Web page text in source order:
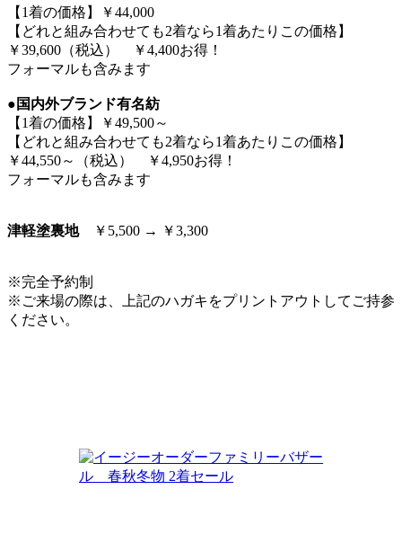
【1着の価格】￥44,000
【どれと組み合わせても2着なら1着あたりこの価格】
￥39,600（税込） ￥4,400お得！
フォーマルも含みます
●国内外ブランド有名紡
【1着の価格】￥49,500～
【どれと組み合わせても2着なら1着あたりこの価格】
￥44,550～（税込） ￥4,950お得！
フォーマルも含みます
津軽塗裏地￥5,500 → ￥3,300
※完全予約制
※ご来場の際は、上記のハガキをプリントアウトしてご持参
ください。